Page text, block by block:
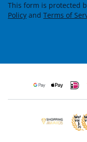
This form is protected
Policy and Terms of